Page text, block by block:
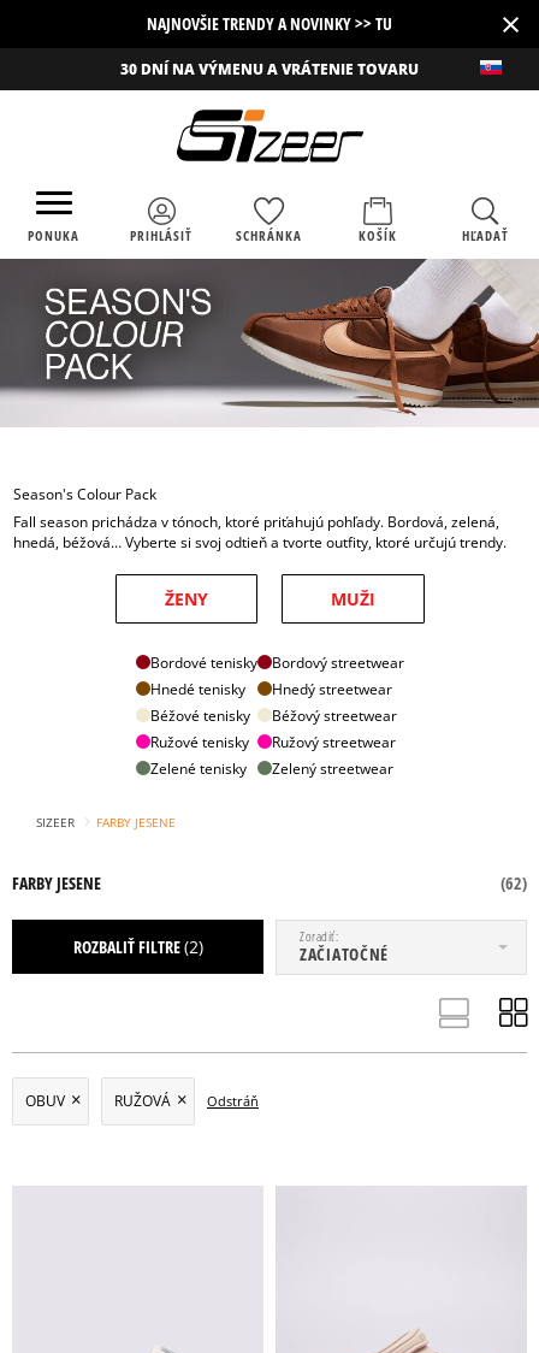
NAJNOVŠIE TRENDY A NOVINKY >> TU ×
30 DNÍ NA VÝMENU A VRÁTENIE TOVARU
PONUKA PRIHLÁSIŤ SCHRÁNKA KOŠÍK HĽADAŤ
Season's Colour Pack
Fall season prichádza v tónoch, ktoré priťahujú pohľady. Bordová, zelená,
hnedá, béžová… Vyberte si svoj odtieň a tvorte outfity, ktoré určujú trendy.
ŽENY MUŽI
Bordové tenisky
Hnedé tenisky
Béžové tenisky
Ružové tenisky
Zelené tenisky
Bordový streetwear
Hnedý streetwear
Béžový streetwear
Ružový streetwear
Zelený streetwear
SIZEER › FARBY JESENE
FARBY JESENE (62)
ROZBALIŤ FILTRE(2) Zoradiť
ZAČIATOČNÉ
OD DO
OBUV RUŽOVÁ Odstráň